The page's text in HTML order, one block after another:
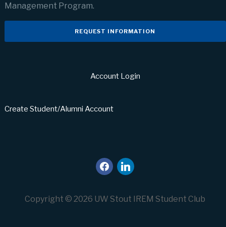
Management Program.
REQUEST INFORMATION
Account Login
Create Student/Alumni Account
facebook
linkedin
Copyright © 2026 UW Stout IREM Student Club